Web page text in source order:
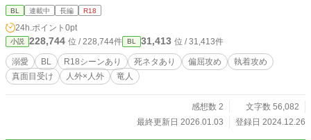
ークがつきます。 ゼジニアの白い揺籠の 『終わりのはじまり』 『白き王』 『王
都陥落』 の辺りのお話になります。
BL 連載中 長編 R18
24h.ポイント 0pt
小説 228,744 位 / 228,744件 BL 31,413 位 / 31,413件
溺愛 BL R18シーンあり 死ネタあり 偏屈攻め
執着攻め
真面目受け
人外×人外 竜人
感想数 2
文字数 56,082
最終更新日 2026.01.03
登録日 2024.12.26